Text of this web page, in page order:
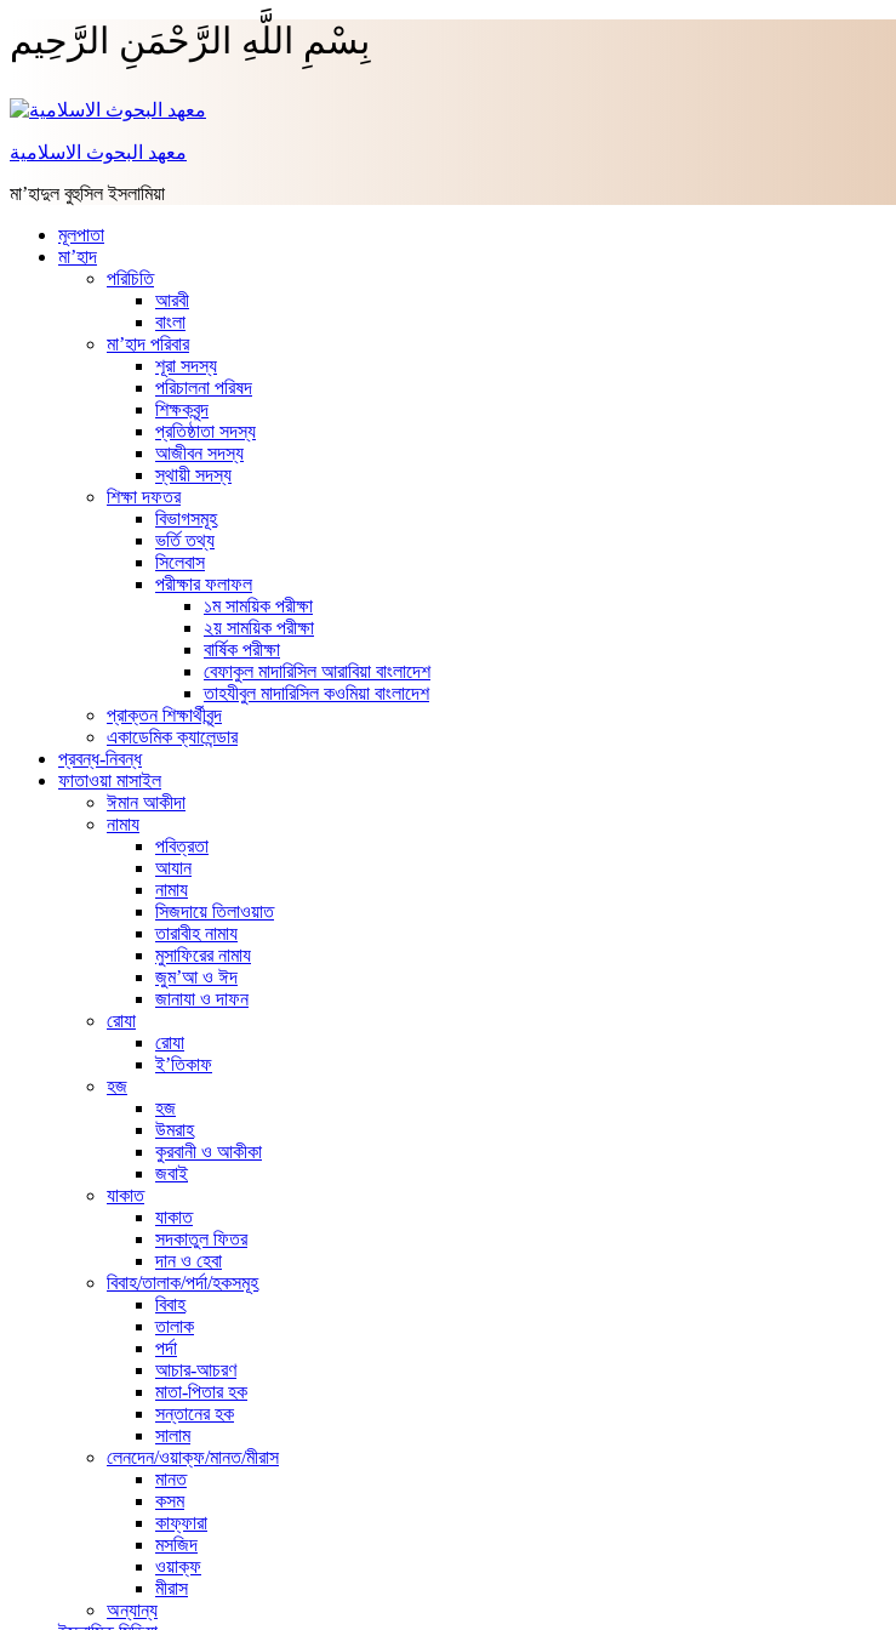
بِسْمِ اللَّهِ الرَّحْمَنِ الرَّحِيم
معهد البحوث الاسلامية
মা’হাদুল বুহুসিল ইসলামিয়া
মূলপাতা
মা’হাদ
পরিচিতি
আরবী
বাংলা
মা’হাদ পরিবার
শূরা সদস্য
পরিচালনা পরিষদ
শিক্ষকবৃন্দ
প্রতিষ্ঠাতা সদস্য
আজীবন সদস্য
স্থায়ী সদস্য
শিক্ষা দফতর
বিভাগসমূহ
ভর্তি তথ্য
সিলেবাস
পরীক্ষার ফলাফল
১ম সাময়িক পরীক্ষা
২য় সাময়িক পরীক্ষা
বার্ষিক পরীক্ষা
বেফাকুল মাদারিসিল আরাবিয়া বাংলাদেশ
তাহযীবুল মাদারিসিল কওমিয়া বাংলাদেশ
প্রাক্তন শিক্ষার্থীবৃন্দ
একাডেমিক ক্যালেন্ডার
প্রবন্ধ-নিবন্ধ
ফাতাওয়া মাসাইল
ঈমান আকীদা
নামায
পবিত্রতা
আযান
নামায
সিজদায়ে তিলাওয়াত
তারাবীহ নামায
মুসাফিরের নামায
জুম’আ ও ঈদ
জানাযা ও দাফন
রোযা
রোযা
ই’তিকাফ
হজ
হজ
উমরাহ
কুরবানী ও আকীকা
জবাই
যাকাত
যাকাত
সদকাতুল ফিতর
দান ও হেবা
বিবাহ/তালাক/পর্দা/হকসমূহ
বিবাহ
তালাক
পর্দা
আচার-আচরণ
মাতা-পিতার হক
সন্তানের হক
সালাম
লেনদেন/ওয়াক্ফ/মানত/মীরাস
মানত
কসম
কাফ্ফারা
মসজিদ
ওয়াক্ফ
মীরাস
অন্যান্য